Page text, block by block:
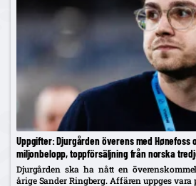
Uppgifter: Djurgården överens med Hønefoss
miljonbelopp, toppförsäljning från norska
Djurgården ska ha nått en
årige Sander Ringberg. Affären uppges